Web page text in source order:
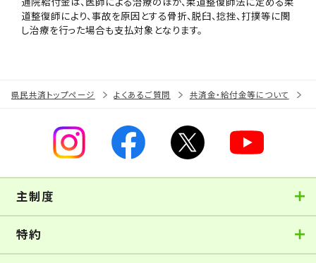
道整復師により、事故を原因とする骨折、脱臼、捻挫、打撲等に関
し治療を行った場合も支払対象となります。
県民共済トップページ よくあるご質問 共済金・給付金等について
主制度
特約